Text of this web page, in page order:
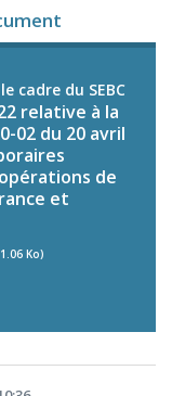
cadre du SEBC
relative à la
02 du 20 avril
de
et
Ko)